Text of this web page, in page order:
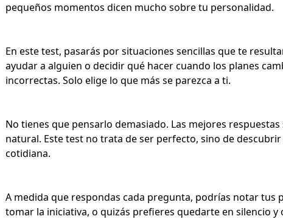
pequeños momentos dicen mucho sobre tu personalidad.
En este test, pasarás por situaciones sencillas que te
ayudar a alguien o decidir qué hacer cuando los planes
incorrectas. Solo elige lo que más se parezca a ti.
No tienes que pensarlo demasiado. Las mejores
natural. Este test no trata de ser perfecto, sino de
cotidiana.
A medida que respondas cada pregunta, podrías notar tus
tomar la iniciativa, o quizás prefieres quedarte en silencio y